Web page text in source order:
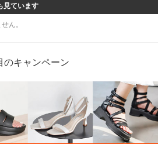
見ています
ん。
のキャンペーン